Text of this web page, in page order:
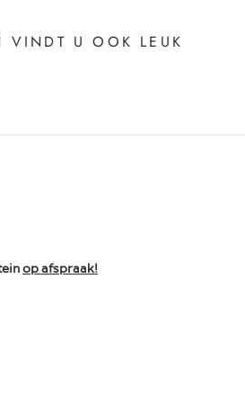
VINDT U OOK LEUK
op afspraak!